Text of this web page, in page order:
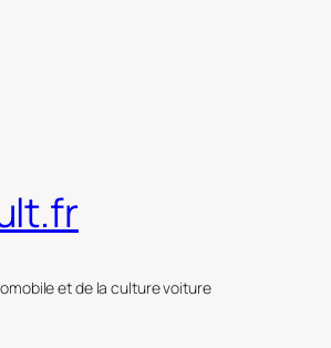
et de la culture voiture